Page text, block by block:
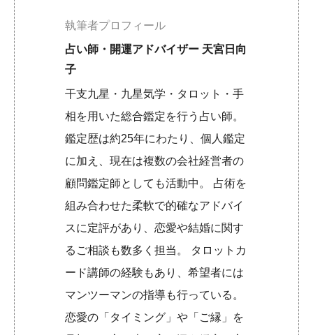
執筆者プロフィール
占い師・開運アドバイザー 天宮日向
子
干支九星・九星気学・タロット・手
相を用いた総合鑑定を行う占い師。
鑑定歴は約25年にわたり、個人鑑定
に加え、現在は複数の会社経営者の
顧問鑑定師としても活動中。 占術を
組み合わせた柔軟で的確なアドバイ
スに定評があり、恋愛や結婚に関す
るご相談も数多く担当。 タロットカ
ード講師の経験もあり、希望者には
マンツーマンの指導も行っている。
恋愛の「タイミング」や「ご縁」を